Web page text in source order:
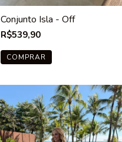
Conjunto Isla - Off
R$539,90
COMPRAR